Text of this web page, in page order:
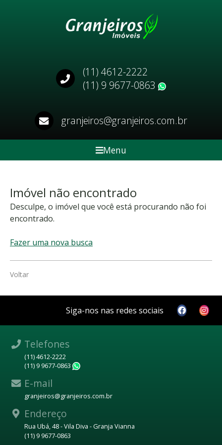
(11) 4612-2222
(11) 9 9677-0863
granjeiros@granjeiros.com.br
Menu
Imóvel não encontrado
Desculpe, o imóvel que você está procurando não foi
encontrado.
Fazer uma nova busca
Voltar
Siga-nos nas redes sociais
Telefones
(11) 4612-2222
(11) 9 9677-0863
E-mail
granjeiros@granjeiros.com.br
Endereço
Rua Ubá, 48 - Vila Diva - Granja Vianna
(11) 9 9677-0863